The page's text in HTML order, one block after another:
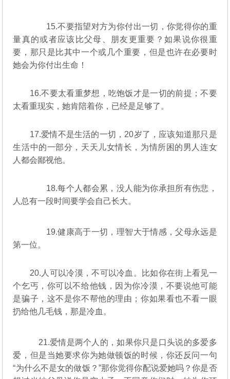
15.不要指望对方为你付出一切，你觉得你的重
量真的或者应该比父母、朋友更重要？如果说你很重
要，那只是比其中一个或几个重要，但是也许在必要时
她会为你付出生命！
16.不要太看重梦想，吃饱饭才是一切的前提；不要
太看重现实，她肯陪着你，已经是足够了。
17.爱情不是生活的一切，20岁了，应该知道那只是
生活中的一部分，天天儿女情长，为情所困的男人连女
人都会鄙视他。
18.每个人都会累，没人能为你承担所有伤悲，
人总有一段时间要学会自己长大。
19.健康高于一切，理智大于情感，父母永远是
第一位。
20.人可以冷漠，不可以冷血。比如你在街上看见一
个乞丐，你可以不给他钱，因为你冷漠，不要说他可能
是骗子，这不是你不帮他的理由；你如果看也不看一眼
扔给他几毛钱，那是冷血。
21.爱情是两个人的，如果你只是口头说的多爱多
爱，但是当她要求你为她做顿饭的时候，你还反问一句
“为什么不是女的做饭？”那你觉得你配说爱她吗？你是否